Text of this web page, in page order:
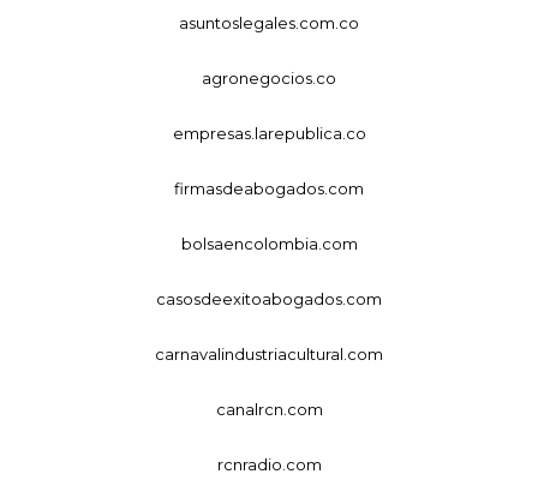
asuntoslegales.com.co
agronegocios.co
empresas.larepublica.co
firmasdeabogados.com
bolsaencolombia.com
casosdeexitoabogados.com
carnavalindustriacultural.com
canalrcn.com
rcnradio.com